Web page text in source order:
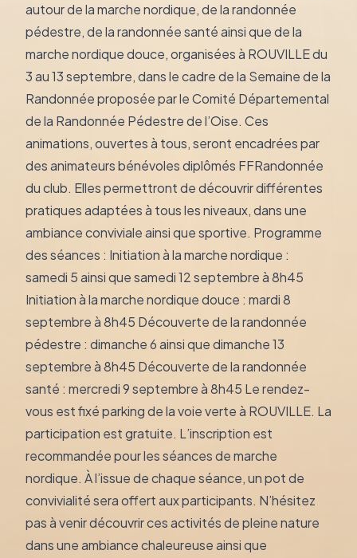
autour de la marche nordique, de la randonnée
pédestre, de la randonnée santé ainsi que de la
marche nordique douce, organisées à ROUVILLE du
3 au 13 septembre, dans le cadre de la Semaine de la
Randonnée proposée par le Comité Départemental
de la Randonnée Pédestre de l’Oise. Ces
animations, ouvertes à tous, seront encadrées par
des animateurs bénévoles diplômés FFRandonnée
du club. Elles permettront de découvrir différentes
pratiques adaptées à tous les niveaux, dans une
ambiance conviviale ainsi que sportive. Programme
des séances : Initiation à la marche nordique :
samedi 5 ainsi que samedi 12 septembre à 8h45
Initiation à la marche nordique douce : mardi 8
septembre à 8h45 Découverte de la randonnée
pédestre : dimanche 6 ainsi que dimanche 13
septembre à 8h45 Découverte de la randonnée
santé : mercredi 9 septembre à 8h45 Le rendez-
vous est fixé parking de la voie verte à ROUVILLE. La
participation est gratuite. L’inscription est
recommandée pour les séances de marche
nordique. À l’issue de chaque séance, un pot de
convivialité sera offert aux participants. N’hésitez
pas à venir découvrir ces activités de pleine nature
dans une ambiance chaleureuse ainsi que